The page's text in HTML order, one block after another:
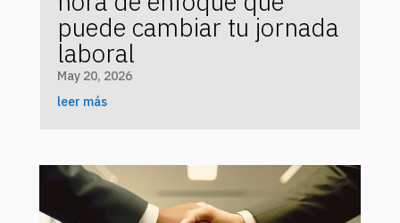
puede cambiar tu jornada
laboral
May 20, 2026
leer más